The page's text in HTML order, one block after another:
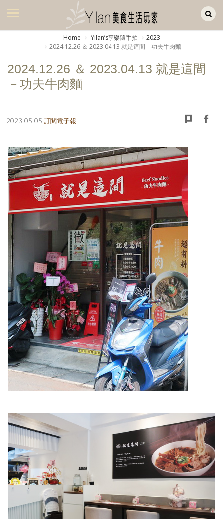
美食集
廚房集
旅遊集
書房集
日記簿
餐桌週記
享樂隨手拍
創意出版服務
歷史區
關於Yilan
個人著作
活動實況記錄
媒體報導一覽
訂閱電子報
Home Yilanʼs享樂隨手拍
2023
2024.12.26 ＆ 2023.04.13 就是這間－功夫牛肉麵
2024.12.26 ＆ 2023.04.13 就是這間
－功夫牛肉麵
2023-05-05 訂閱電子報